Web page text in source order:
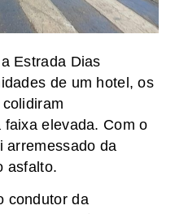
Estrada Dias
de um hotel, os
elevada. Com o
arremessado da
asfalto.
condutor da